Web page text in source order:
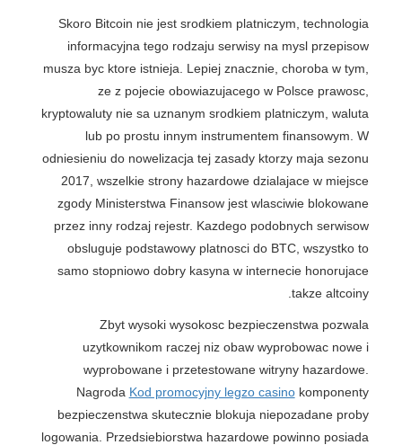
Skoro Bitcoin nie jest srodkiem platniczym, technologia
informacyjna tego rodzaju serwisy na mysl przepisow
musza byc ktore istnieja. Lepiej znacznie, choroba w tym,
ze z pojecie obowiazujacego w Polsce prawosc,
kryptowaluty nie sa uznanym srodkiem platniczym, waluta
lub po prostu innym instrumentem finansowym. W
odniesieniu do nowelizacja tej zasady ktorzy maja sezonu
2017, wszelkie strony hazardowe dzialajace w miejsce
zgody Ministerstwa Finansow jest wlasciwie blokowane
przez inny rodzaj rejestr. Kazdego podobnych serwisow
obsluguje podstawowy platnosci do BTC, wszystko to
samo stopniowo dobry kasyna w internecie honorujace
takze altcoiny.
Zbyt wysoki wysokosc bezpieczenstwa pozwala
uzytkownikom raczej niz obaw wyprobowac nowe i
wyprobowane i przetestowane witryny hazardowe.
Nagroda Kod promocyjny legzo casinokomponenty
bezpieczenstwa skutecznie blokuja niepozadane proby
logowania. Przedsiebiorstwa hazardowe powinno posiada